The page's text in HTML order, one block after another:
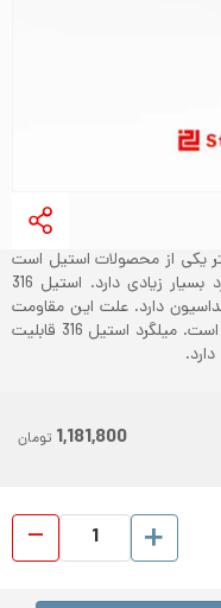
یا 1.4401 با قطر 120 میلیمتر یکی از محصولات استیل است
که برای ساخت و تولید قطعات استیل کاربرد بسیار زیادی دارد. استیل 316
دارد. علت این مقاومت
نیز محتوای کروم، مولیبدن و نیکل ساختار آن است. میلگرد استیل 316 قابلیت
1,181,800 تومان